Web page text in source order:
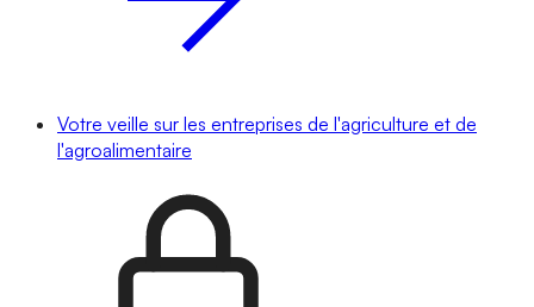
Votre veille sur les entreprises de l'agriculture et de
l'agroalimentaire